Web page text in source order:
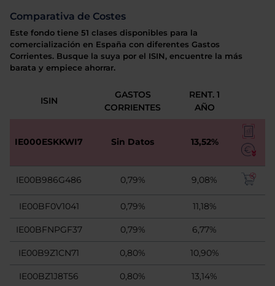
Comparativa de Costes
Este fondo tiene 51 clases disponibles para la
comercialización en España con diferentes Gastos
Corrientes. Busque la suya por el ISIN, encuentre la más
barata y empiece ahorrar.
ISIN
GASTOS
CORRIENTES
RENT. 1
AÑO
IE000ESKKWI7 Sin Datos 13,52%
IE00B986G486 0,79% 9,08%
IE00BF0V1041 0,79% 11,18%
IE00BFNPGF37 0,79% 6,77%
IE00B9Z1CN71 0,80% 10,90%
IE00BZ1J8T56 0,80% 13,14%